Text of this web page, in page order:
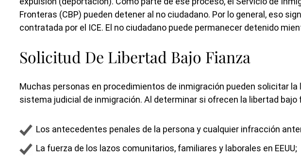
Fronteras (CBP) pueden detener al no ciudadano. Por lo general, eso
contratada por el ICE. El no ciudadano puede permanecer detenido
Solicitud De Libertad Bajo Fianza
Muchas personas en procedimientos de inmigración pueden solicitar
sistema judicial de inmigración. Al determinar si ofrecen la libertad
Los antecedentes penales de la persona y cualquier infracción
La fuerza de los lazos comunitarios, familiares y laborales en EEUU;